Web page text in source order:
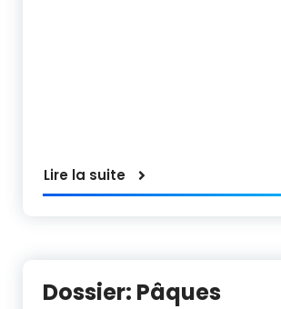
Lire la suite
Dossier: Pâques